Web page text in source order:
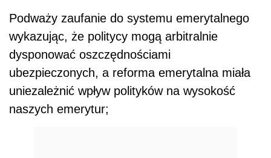
Podważy zaufanie do systemu emerytalnego
wykazując, że politycy mogą arbitralnie
dysponować oszczędnościami
ubezpieczonych, a reforma emerytalna miała
uniezależnić wpływ polityków na wysokość
naszych emerytur;